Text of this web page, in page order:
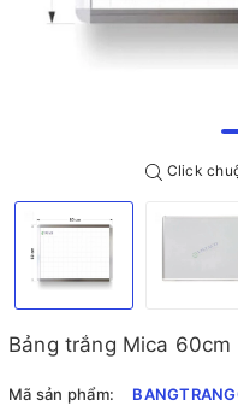
Click
Bảng trắng Mica
Mã sản phẩm: